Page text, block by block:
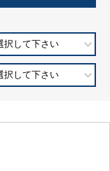
択して下さい
択して下さい